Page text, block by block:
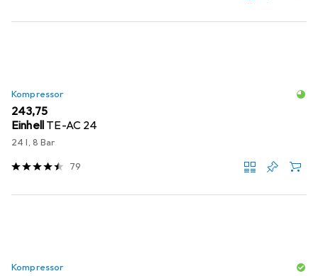
Kompressor
EUR
243,75
Einhell TE-AC 24
24 l, 8 Bar
79
Kompressor